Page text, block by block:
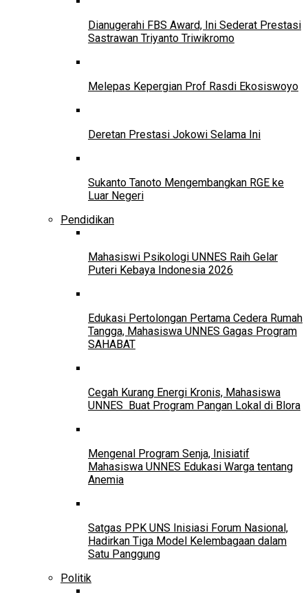
Dianugerahi FBS Award, Ini Sederat Prestasi
Sastrawan Triyanto Triwikromo
Melepas Kepergian Prof Rasdi Ekosiswoyo
Deretan Prestasi Jokowi Selama Ini
Sukanto Tanoto Mengembangkan RGE ke
Luar Negeri
Pendidikan
Mahasiswi Psikologi UNNES Raih Gelar
Puteri Kebaya Indonesia 2026
Edukasi Pertolongan Pertama Cedera Rumah
Tangga, Mahasiswa UNNES Gagas Program
SAHABAT
Cegah Kurang Energi Kronis, Mahasiswa
UNNES Buat Program Pangan Lokal di Blora
Mengenal Program Senja, Inisiatif
Mahasiswa UNNES Edukasi Warga tentang
Anemia
Satgas PPK UNS Inisiasi Forum Nasional,
Hadirkan Tiga Model Kelembagaan dalam
Satu Panggung
Politik